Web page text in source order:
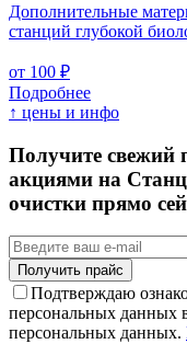
Дополнительные
станций глубокой
от 100 ₽
Подробнее
↑ цены и инфо
Получите свежий
акциями на
очистки прямо
Подтверждаю
персональных данных
персональных данных.